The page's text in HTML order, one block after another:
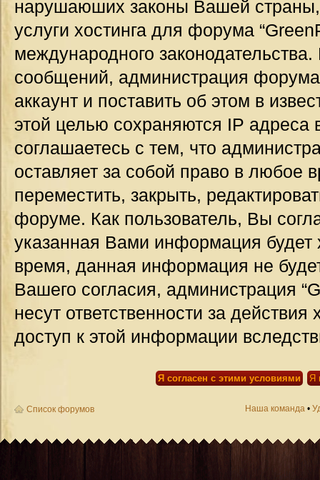
нарушаюших законы Вашей страны,
услуги хостинга для форума
международного
сообщений, администрация
аккаунт и поставить об этом в
этой целью сохраняются IP
соглашаетесь с тем, что
оставляет за собой право в любое
переместить, закрыть,
форуме. Как пользователь, Вы
указанная Вами информация будет
время, данная информация не
Вашего согласия, администрация
несут ответственности за
доступ к этой информации
Список форумов Наша команда •